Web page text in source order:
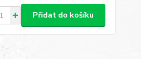
Přidat do košíku